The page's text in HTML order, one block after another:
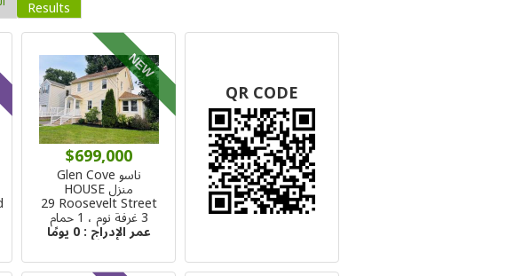
Results
QR CODE
NEW
$699,000
ناسو Glen Cove
منزل HOUSE
29 Roosevelt Street
3 غرفة نوم ، 1 حمام
عمر الإدراج :0 يومًا